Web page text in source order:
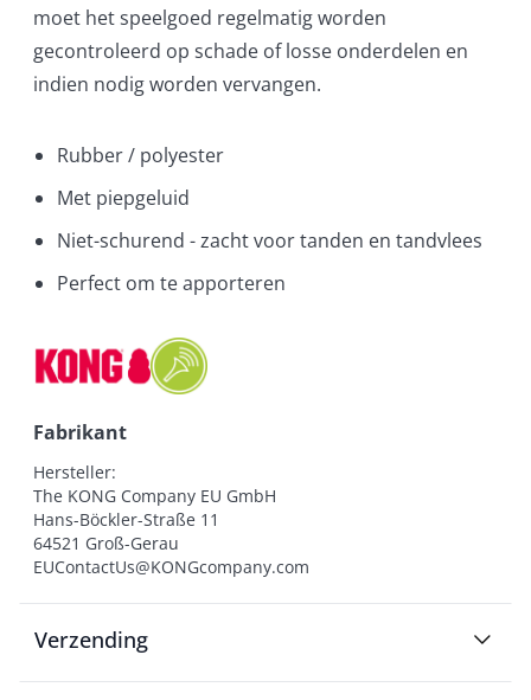
moet het speelgoed regelmatig worden
gecontroleerd op schade of losse onderdelen en
indien nodig worden vervangen.
Rubber / polyester
Met piepgeluid
Niet-schurend - zacht voor tanden en tandvlees
Perfect om te apporteren
Fabrikant
Hersteller:
The KONG Company EU GmbH
Hans-Böckler-Straße 11
64521 Groß-Gerau
EUContactUs@KONGcompany.com
Verzending